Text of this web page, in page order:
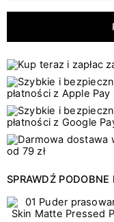
SPRAWDŹ PODOBNE